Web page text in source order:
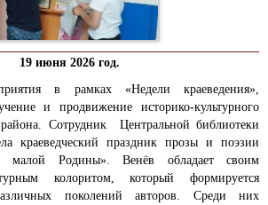
19 июня 2026 год.
в рамках «Недели краеведения»,
и продвижение историко-культурного
района. Сотрудник Центральной библиотеки
краеведческий праздник прозы и поэзии
малой Родины». Венёв обладает своим
колоритом, который формируется
поколений авторов. Среди них